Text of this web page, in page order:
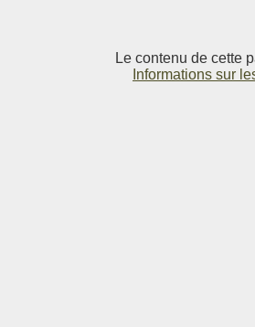
Le contenu de cette
Informations sur